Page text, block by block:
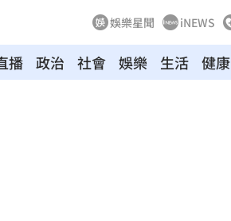
娛樂星聞 iNEWS
播 政治 社會 娛樂 生活 健康